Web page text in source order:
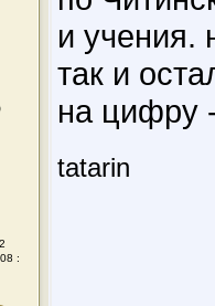
:
и учения.
так и
на цифру
tatarin